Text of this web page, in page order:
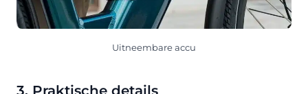
Uitneembare accu